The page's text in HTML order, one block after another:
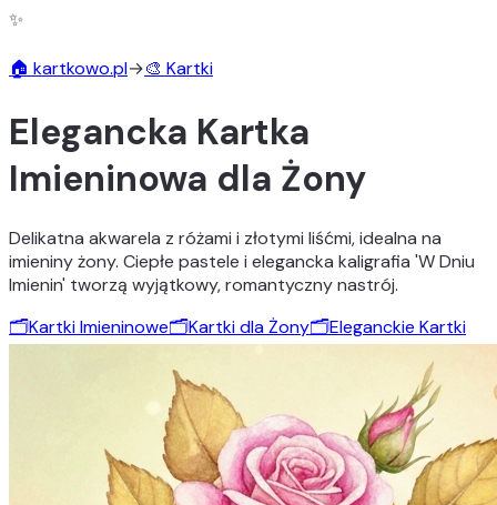
✨
🏠 kartkowo.pl→🎨 Kartki
Elegancka Kartka
Imieninowa dla Żony
Delikatna akwarela z różami i złotymi liśćmi, idealna na
imieniny żony. Ciepłe pastele i elegancka kaligrafia 'W Dniu
Imienin' tworzą wyjątkowy, romantyczny nastrój.
🗂️Kartki Imieninowe🗂️Kartki dla Żony🗂️Eleganckie Kartki